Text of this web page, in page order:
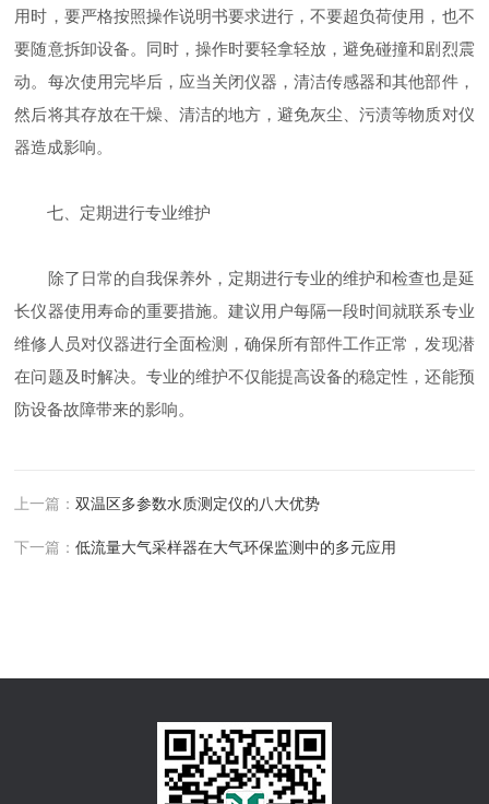
用时，要严格按照操作说明书要求进行，不要超负荷使用，也不
要随意拆卸设备。同时，操作时要轻拿轻放，避免碰撞和剧烈震
动。每次使用完毕后，应当关闭仪器，清洁传感器和其他部件，
然后将其存放在干燥、清洁的地方，避免灰尘、污渍等物质对仪
器造成影响。
七、定期进行专业维护
除了日常的自我保养外，定期进行专业的维护和检查也是延
长仪器使用寿命的重要措施。建议用户每隔一段时间就联系专业
维修人员对仪器进行全面检测，确保所有部件工作正常，发现潜
在问题及时解决。专业的维护不仅能提高设备的稳定性，还能预
防设备故障带来的影响。
上一篇：双温区多参数水质测定仪的八大优势
下一篇：低流量大气采样器在大气环保监测中的多元应用